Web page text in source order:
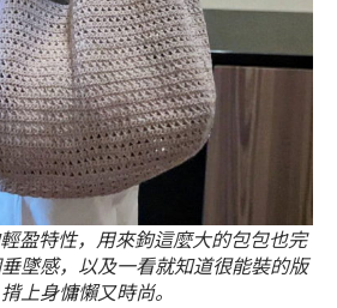
盈特性，用來鉤這麼大的包包也完
墜感，以及一看就知道很能裝的版
上身慵懶又時尚。